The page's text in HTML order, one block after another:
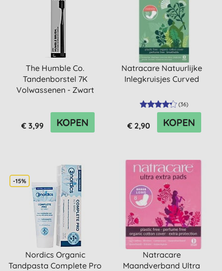
The Humble Co.
Tandenborstel 7K
Volwassenen - Zwart
€ 3,99 KOPEN
Natracare Natuurlijke
Inlegkruisjes Curved
(36)
€ 2,90 KOPEN
-15%
Nordics Organic
Tandpasta Complete Pro
Natracare
Maandverband Ultra